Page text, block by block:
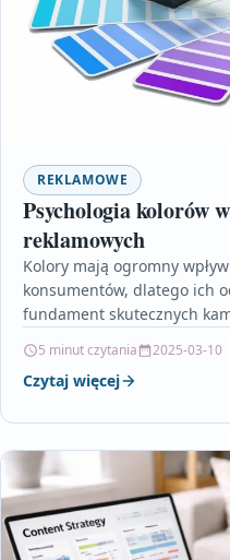
REKLAMOWE
Psychologia kolorów
reklamowych
Kolory mają ogromny
konsumentów, dlatego ich
fundament skutecznych
5 minut czytania 2025-03-10
Czytaj więcej